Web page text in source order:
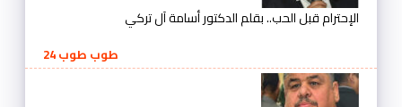
الإحترام قبل الحب.. بقلم الدكتور أسامة آل تركي
طوب طوب 24